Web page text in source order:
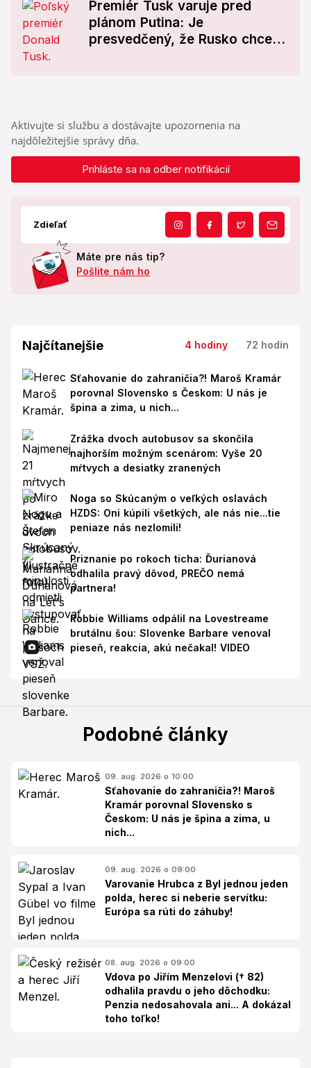
Premiér Tusk varuje pred
plánom Putina: Je
presvedčený, že Rusko chce
Aktivujte si službu a dostávajte upozornenia na
najdôležitejšie správy dňa.
Prihláste sa na odber notifikácií
Zdieľať
Máte pre nás tip?
Pošlite nám ho
Najčítanejšie 4 hodiny 72 hodín
Sťahovanie do zahraničia?! Maroš Kramár
porovnal Slovensko s Českom: U nás je
špina a zima, u nich...
Zrážka dvoch autobusov sa skončila
najhorším možným scenárom: Vyše 20
mŕtvych a desiatky zranených
Noga so Skúcaným o veľkých oslavách
HZDS: Oni kúpili všetkých, ale nás nie...tie
peniaze nás nezlomili!
Priznanie po rokoch ticha: Ďurianová
odhalila pravý dôvod, PREČO nemá
partnera!
Robbie Williams odpálil na Lovestreame
brutálnu šou: Slovenke Barbare venoval
pieseň, reakcia, akú nečakal! VIDEO
Podobné články
09. aug. 2026 o 10:00
Sťahovanie do zahraničia?! Maroš
Kramár porovnal Slovensko s
Českom: U nás je špina a zima, u
nich...
09. aug. 2026 o 09:00
Varovanie Hrubca z Byl jednou jeden
polda, herec si neberie servítku:
Európa sa rúti do záhuby!
08. aug. 2026 o 09:00
Vdova po Jiřím Menzelovi († 82)
odhalila pravdu o jeho dôchodku:
Penzia nedosahovala ani... A dokázal
toho toľko!